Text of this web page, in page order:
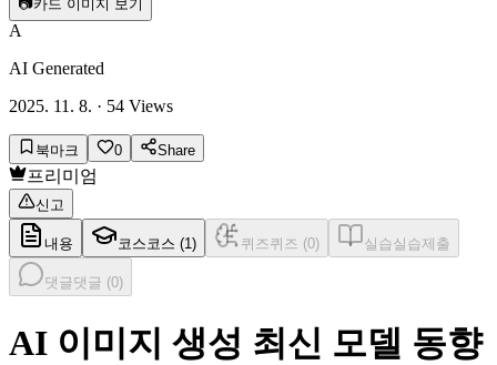
📷카드 이미지 보기
A
AI Generated
2025. 11. 8. · 54 Views
북마크 0 Share
프리미엄
신고
내용 코스 코스 (1 ) 퀴즈퀴즈 (0) 실습실습제출
댓글댓글 (0)
AI 이미지 생성 최신 모델 동향